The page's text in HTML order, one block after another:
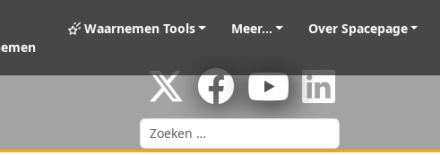
Waarnemen Tools Meer... Over Spacepage
Zoeken